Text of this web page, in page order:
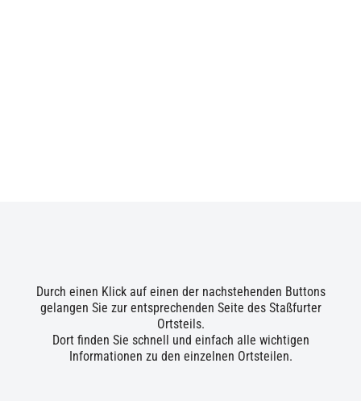
Durch einen Klick auf einen der nachstehenden Buttons
gelangen Sie zur entsprechenden Seite des Staßfurter
Ortsteils.
Dort finden Sie schnell und einfach alle wichtigen
Informationen zu den einzelnen Ortsteilen.